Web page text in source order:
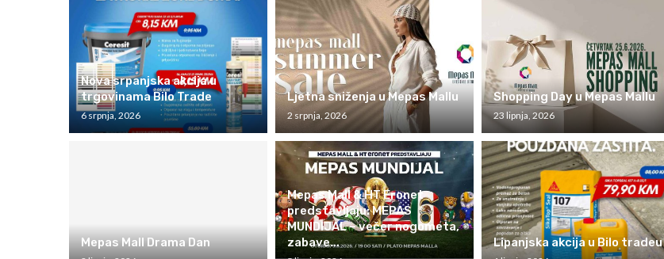
Nova srpanjska akcija u
trgovinama Bilo Trade
6 srpnja, 2026
Ljetna sniženja u Mepas Mallu
2 srpnja, 2026
Shopping Day u Mepas Mallu
23 lipnja, 2026
Mepas Mall Drama Dan
Mepas Mall & HT Eronet
predstavljaju: MEPAS
MUNDIJAL – večer nogometa,
zabave...
Lipanjska akcija u Bilo tradeu